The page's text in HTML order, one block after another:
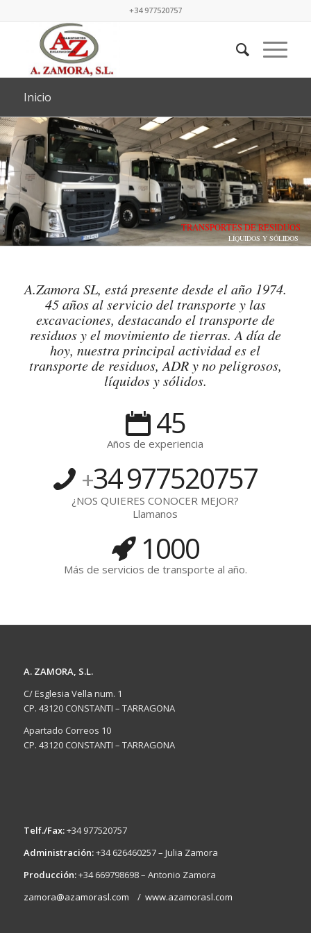
+34 977520757
Inicio
TRANSPORTES DE RESIDUOS
LÍQUIDOS Y SÓLIDOS
A.Zamora SL, está presente desde el año 1974.
45 años al servicio del transporte y las
excavaciones, destacando el transporte de
residuos y el movimiento de tierras. A día de
hoy, nuestra principal actividad es el
transporte de residuos, ADR y no peligrosos,
líquidos y sólidos.
45
Años de experiencia
+34977520757
¿NOS QUIERES CONOCER MEJOR?
Llamanos
1000
Más de servicios de transporte al año.
A. ZAMORA, S.L.
C/ Esglesia Vella num. 1
CP. 43120 CONSTANTI – TARRAGONA
Apartado Correos 10
CP. 43120 CONSTANTI – TARRAGONA
Telf./Fax:+34 977520757
Administración:+34 626460257 – Julia Zamora
Producción:+34 669798698 – Antonio Zamora
zamora@azamorasl.com / www.azamorasl.com